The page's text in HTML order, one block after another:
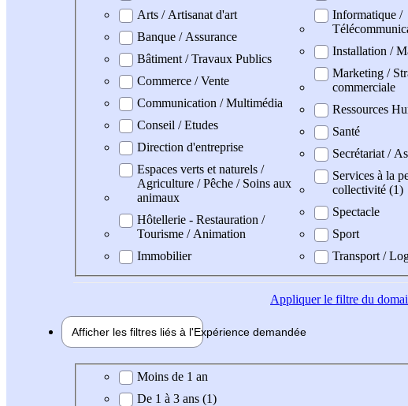
Arts / Artisanat d'art
Banque / Assurance
Bâtiment / Travaux Publics
Commerce / Vente
Communication / Multimédia
Conseil / Etudes
Direction d'entreprise
Espaces verts et naturels /
Agriculture / Pêche / Soins aux
animaux
Hôtellerie - Restauration /
Tourisme / Animation
Immobilier
Informatique /
Installation /
Marketing /
commerciale
Ressources
Santé
Secrétariat /
Services à la
collectivité (1)
Spectacle
Sport
Transport /
Appliquerle filtre du
Afficher les filtres liés à l'Expérience demandée
Expérience demandée
Moins de 1 an
De 1 à 3 ans (1)